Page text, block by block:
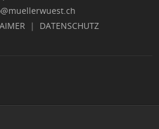
| DATENSCHUTZ